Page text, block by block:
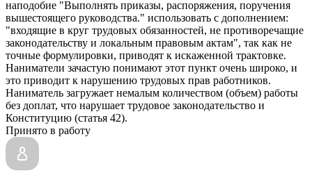
наподобие "Выполнять приказы, распоряжения, поручения
вышестоящего руководства." использовать с дополнением:
"входящие в круг трудовых обязанностей, не противоречащие
законодательству и локальным правовым актам", так как не
точные формулировки, приводят к искаженной трактовке.
Наниматели зачастую понимают этот пункт очень широко, и
это приводит к нарушению трудовых прав работников.
Наниматель загружает немалым количеством (объем) работы
без доплат, что нарушает трудовое законодательство и
Конституцию (статья 42).
Принято в работу